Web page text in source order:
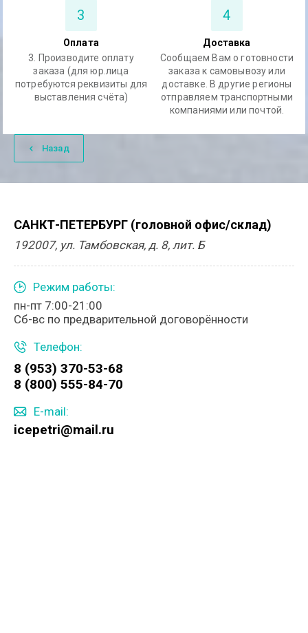
3
Оплата
3. Производите оплату
заказа (для юр.лица
потребуются реквизиты для
выставления счёта)
4
Доставка
Сообщаем Вам о готовности
заказа к самовывозу или
доставке. В другие регионы
отправляем транспортными
компаниями или почтой.
Назад
САНКТ-ПЕТЕРБУРГ (головной офис/склад)
192007, ул. Тамбовская, д. 8, лит. Б
Режим работы:
пн-пт 7:00-21:00
Сб-вс по предварительной договорённости
Телефон:
8 (953) 370-53-68
8 (800) 555-84-70
E-mail:
icepetri@mail.ru